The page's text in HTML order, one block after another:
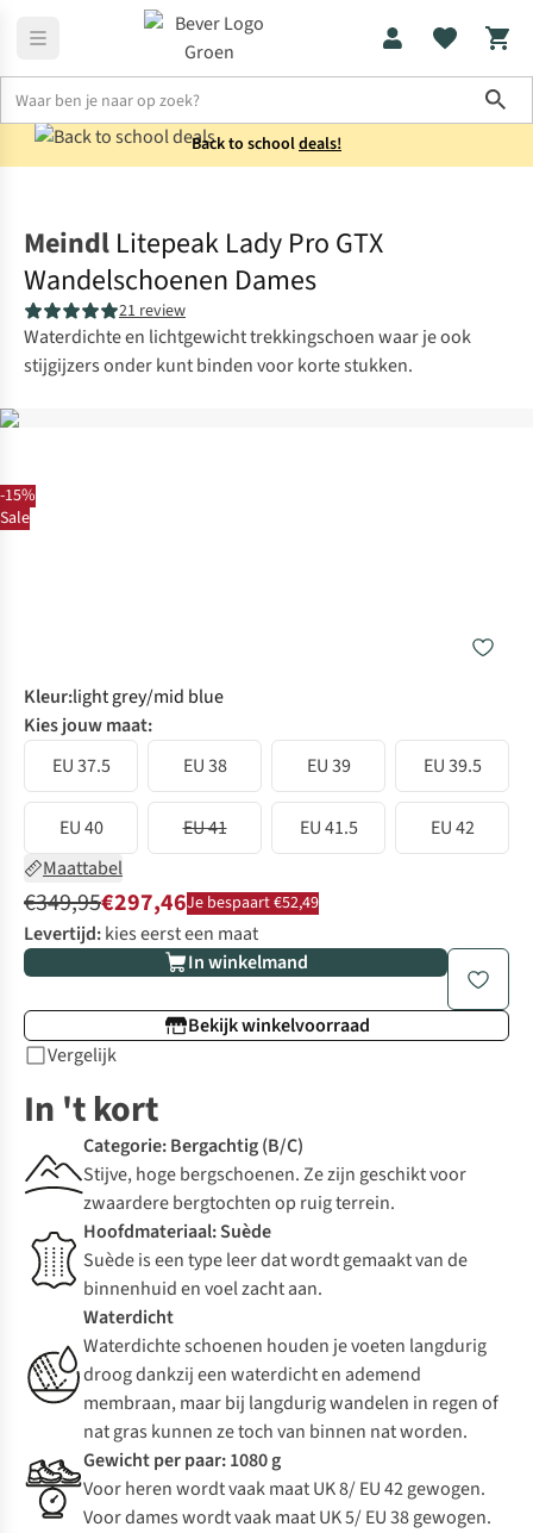
Back to schooldeals!
-15%
Sale
Meindl Litepeak Lady Pro GTX
Wandelschoenen Dames
21 review
Waterdichte en lichtgewicht trekkingschoen waar je ook
stijgijzers onder kunt binden voor korte stukken.
Kleur:light grey/mid blue
Kies jouw maat:
EU 37.5
EU 38 EU 39 EU 39.5
EU 40 EU 41 EU 41.5
EU 42
Maattabel
€349,95€297,46Je bespaart €52,49
Levertijd:kies eerst een maat
In winkelmand
Bekijk winkelvoorraad
Vergelijk
In 't kort
Categorie: Bergachtig (B/C)
Stijve, hoge bergschoenen. Ze zijn geschikt voor
zwaardere bergtochten op ruig terrein.
Hoofdmateriaal: Suède
Suède is een type leer dat wordt gemaakt van de
binnenhuid en voel zacht aan.
Waterdicht
Waterdichte schoenen houden je voeten langdurig
droog dankzij een waterdicht en ademend
membraan, maar bij langdurig wandelen in regen of
nat gras kunnen ze toch van binnen nat worden.
Gewicht per paar: 1080 g
Voor heren wordt vaak maat UK 8/ EU 42 gewogen.
Voor dames wordt vaak maat UK 5/ EU 38 gewogen.